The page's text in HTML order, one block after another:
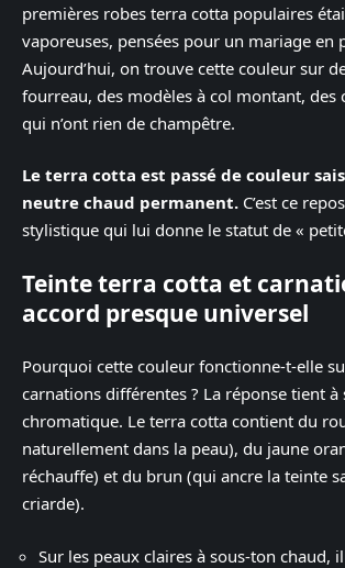
premières robes terra cotta populaires
vaporeuses, pensées pour un mariage en
Aujourd’hui, on trouve cette couleur sur
fourreau, des modèles à col montant, des
qui n’ont rien de champêtre.
Le terra cotta est passé de couleur
neutre chaud permanent. C’est ce
stylistique qui lui donne le statut de «
Teinte terra cotta et
accord presque universel
Pourquoi cette couleur fonctionne-t-elle
carnations différentes ? La réponse tient
chromatique. Le terra cotta contient du
naturellement dans la peau), du jaune
réchauffe) et du brun (qui ancre la teinte
criarde).
Sur les peaux claires à sous-ton chaud,